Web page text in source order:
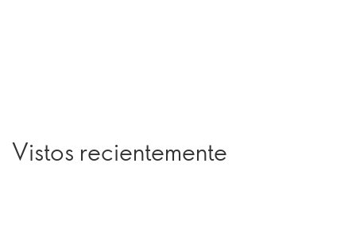
Vistos recientemente